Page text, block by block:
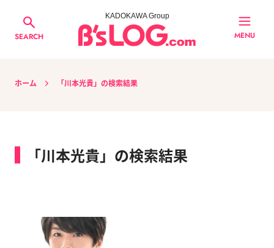
SEARCH
KADOKAWA Group
MENU
ホーム 「川本光貴」の検索結果
「川本光貴」の検索結果